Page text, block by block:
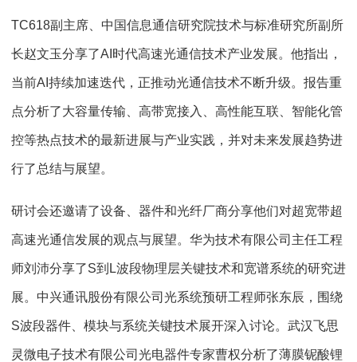
TC618副主席、中国信息通信研究院技术与标准研究所副所
长赵文玉分享了AI时代高速光通信技术产业发展。他指出，
当前AI持续加速迭代，正推动光通信技术不断升级。报告重
点分析了大容量传输、高带宽接入、高性能互联、智能化管
控等热点技术的最新进展与产业实践，并对未来发展趋势进
行了总结与展望。
研讨会还邀请了设备、器件和光纤厂商分享他们对超宽带超
高速光通信发展的观点与展望。华为技术有限公司主任工程
师刘沛分享了S到L波段物理层关键技术和宽谱系统的研究进
展。中兴通讯股份有限公司光系统预研工程师张东辰，围绕
S波段器件、模块与系统关键技术展开深入讨论。武汉飞思
灵微电子技术有限公司光电器件专家曹权分析了薄膜铌酸锂